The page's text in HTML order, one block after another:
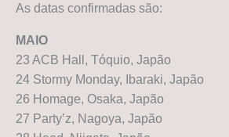
As datas confirmadas são:
MAIO
23 ACB Hall, Tóquio, Japão
24 Stormy Monday, Ibaraki, Japão
26 Homage, Osaka, Japão
27 Party’z, Nagoya, Japão